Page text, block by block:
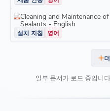
Cleaning and Maintenance
Sealants - English
설치 지침 영어
일부 문서가 로드 중입니